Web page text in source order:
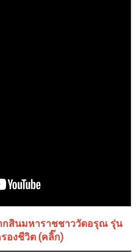
กสินมหาราชชาววัดอรุณ รุ่น
องชีวิต (คลิ๊ก)